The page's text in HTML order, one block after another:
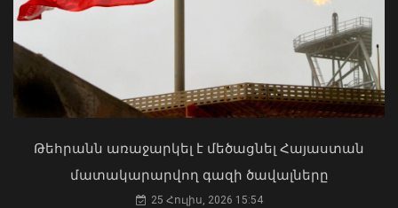
Վթար Լոռու մարզում․ փրկարարները
վարորդին դուրս են բերել
արգելափակումից
Մկրտության արարողությունից հետո
Արտաշատում 14 մարդ թունավորման
ախտանիշներով դիմել է ԲԿ. ՀՎԿԱԿ
02 Օգոստոս, 2026 15:06
Թեհրանն առաջարկել է մեծացնել Հայաստան
մատակարարվող գազի ծավալները
25 Հուլիս, 2026 15:54